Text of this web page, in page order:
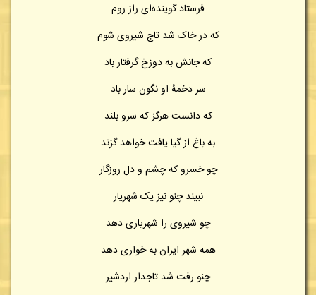
فرستاد گوینده‌ای راز روم
که در خاک شد تاج شیروی شوم
که جانش به دوزخ گرفتار باد
سر دخمهٔ او نگون سار باد
که دانست هرگز که سرو بلند
به باغ از گیا یافت خواهد گزند
چو خسرو که چشم و دل روزگار
نبیند چنو نیز یک شهریار
چو شیروی را شهریاری دهد
همه شهر ایران به خواری دهد
چنو رفت شد تاجدار اردشیر